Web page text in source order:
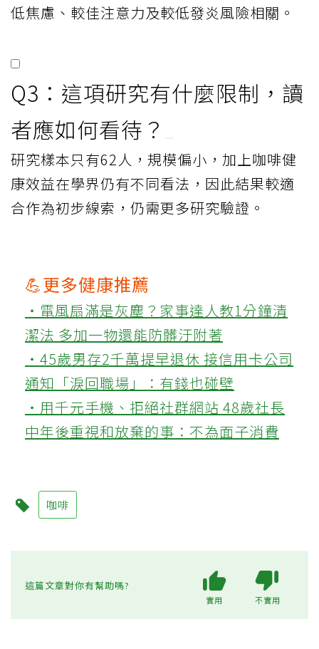
低焦慮、較佳注意力及較低發炎風險相關。
Q3：這項研究有什麼限制，讀
者應如何看待？
研究樣本只有62人，規模偏小，加上咖啡健
康效益在學界仍有不同看法，因此結果較適
合作為初步線索，仍需更多研究驗證。
💪更多健康推薦
‧電風扇滿是灰塵？家事達人教1分鐘清
潔法 多加一物還能防髒汙附著
‧45歲男存2千萬提早退休 接信用卡公司
通知「淚回職場」：有錢也碰壁
‧用千元手機、拒絕社群網站 48歲社長
中年後重視和放棄的事：不為面子消費
咖啡
這篇文章對你有幫助嗎?
實用 不實用